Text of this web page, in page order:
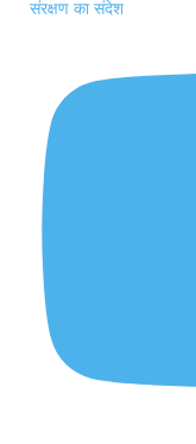
संरक्षण का संदेश